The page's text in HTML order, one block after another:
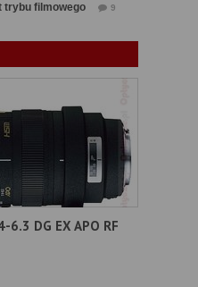
trybu filmowego 9
DG EX APO RF